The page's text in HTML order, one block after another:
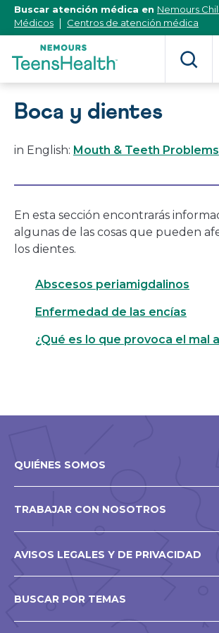
[Skip
Content]
Buscar atención médica en Nemours
Médicos
Centros de atención médica
Boca y dientes
in English: Mouth & Teeth Problems
En esta sección encontrarás
algunas de las cosas que pueden
los dientes.
Abscesos periamigdalinos
Enfermedad de las encías
¿Qué es lo que provoca el mal
QUIÉNES SOMOS
TRABAJAR CON NOSOTROS
AVISOS LEGALES Y DE PRIVACIDAD
BUSCAR POR TEMAS